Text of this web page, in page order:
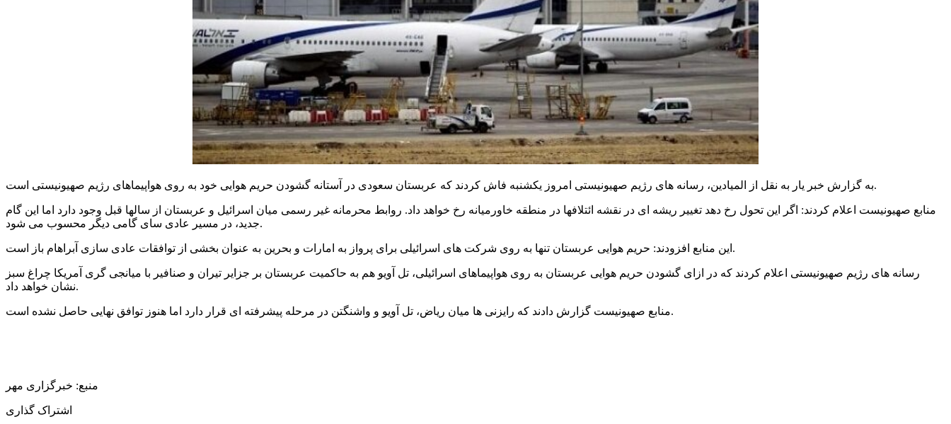
به گزارش خبر یار به نقل از المیادین، رسانه های رژیم صهیونیستی امروز یکشنبه فاش کردند که عربستان سعودی در آستانه گشودن حریم هوایی خود به روی هواپیماهای رژیم صهیونیستی است.
منابع صهیونیست اعلام کردند: اگر این تحول رخ دهد تغییر ریشه ای در نقشه ائتلافها در منطقه خاورمیانه رخ خواهد داد. روابط محرمانه غیر رسمی میان اسرائیل و عربستان از سالها قبل وجود دارد اما این گام
جدید، در مسیر عادی سای گامی دیگر محسوب می شود.
این منابع افزودند: حریم هوایی عربستان تنها به روی شرکت های اسرائیلی برای پرواز به امارات و بحرین به عنوان بخشی از توافقات عادی سازی آبراهام باز است.
رسانه های رژیم صهیونیستی اعلام کردند که در ازای گشودن حریم هوایی عربستان به روی هواپیماهای اسرائیلی، تل آویو هم به حاکمیت عربستان بر جزایر تیران و صنافیر با میانجی گری آمریکا چراغ سبز
نشان خواهد داد.
منابع صهیونیست گزارش دادند که رایزنی ها میان ریاض، تل آویو و واشنگتن در مرحله پیشرفته ای قرار دارد اما هنوز توافق نهایی حاصل نشده است.
منبع: خبرگزاری مهر
اشتراک گذاری